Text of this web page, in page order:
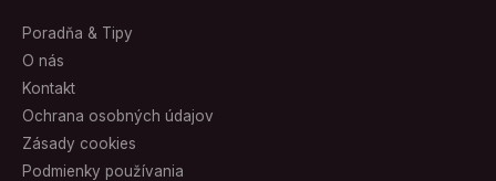
Poradňa & Tipy
O nás
Kontakt
Ochrana osobných údajov
Zásady cookies
Podmienky používania